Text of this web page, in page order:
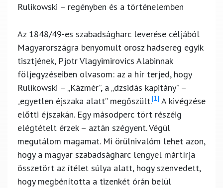
Rulikowski – regényben és a történelemben
Az 1848/49-es szabadságharc leverése céljából
Magyarországra benyomult orosz hadsereg egyik
tisztjének, Pjotr Vlagyimirovics Alabinnak
följegyzéseiben olvasom: az a hír terjed, hogy
Rulikowski – „Kázmér”, a „dzsidás kapitány” –
„egyetlen éjszaka alatt” megőszült.[1] A kivégzése
előtti éjszakán. Egy másodperc tört részéig
elégtételt érzek – aztán szégyent. Végül
megutálom magamat. Mi örülnivalóm lehet azon,
hogy a magyar szabadságharc lengyel mártírja
összetört az ítélet súlya alatt, hogy szenvedett,
hogy megbénította a tizenkét órán belül